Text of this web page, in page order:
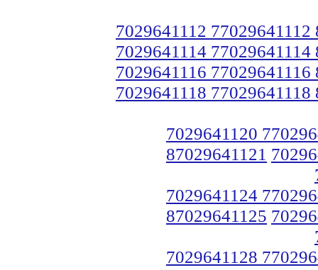
7029641112 77029641112
7029641114 77029641114
7029641116 77029641116
7029641118 77029641118
7029641120
87029641121
7029641124
87029641125
7029641128